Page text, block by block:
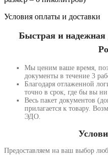
Условия оплаты и доставки
Быстрая и надежная
Мы ценим ваше время,
документы в течение 3
Благодаря отлаженной
точно в срок, где бы вы
Весь пакет документов
прилагается к товару.
ЭДО.
Предоставляем на ваш выбор